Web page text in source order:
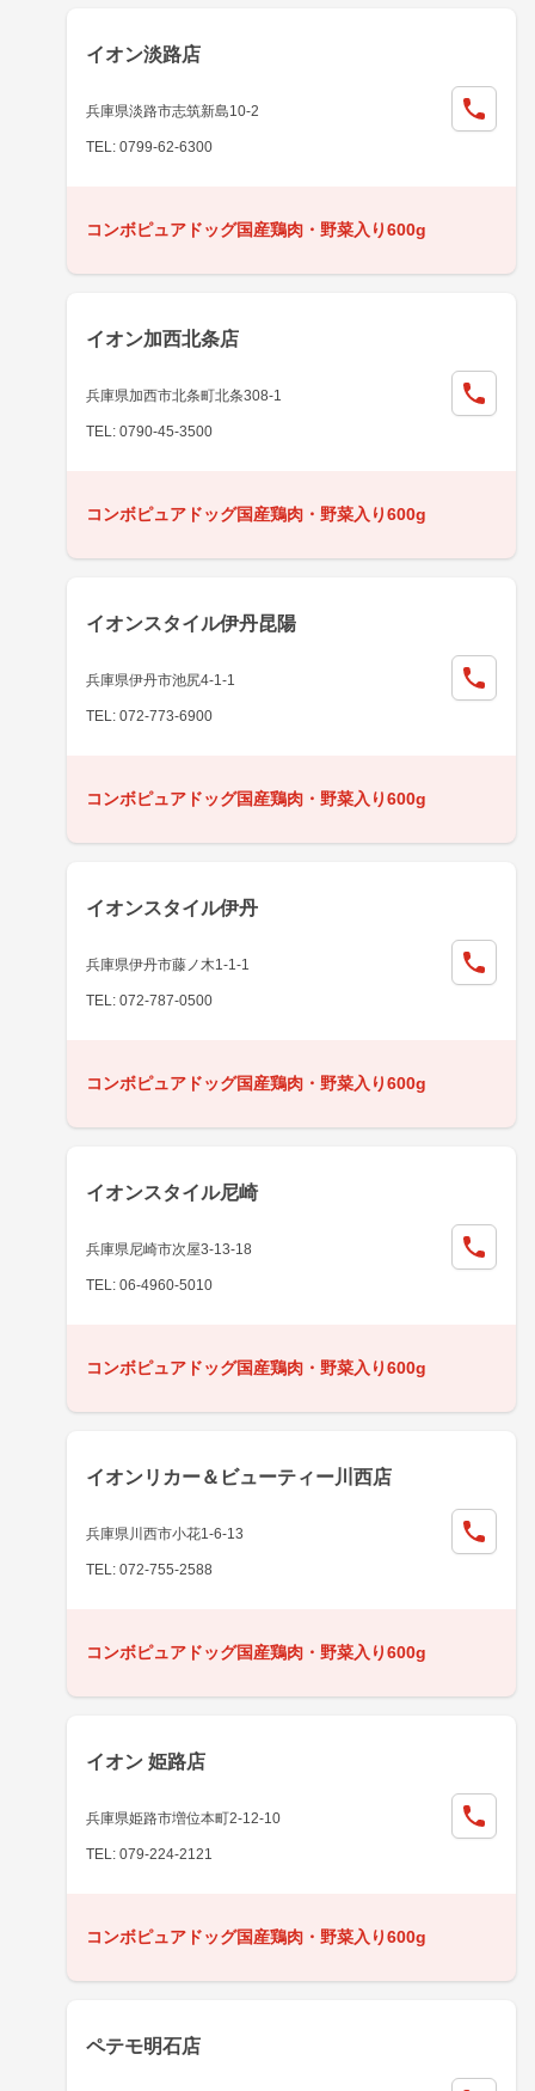
イオン淡路店
兵庫県淡路市志筑新島10-2
TEL: 0799-62-6300
コンボピュアドッグ国産鶏肉・野菜入り600g
イオン加西北条店
兵庫県加西市北条町北条308-1
TEL: 0790-45-3500
コンボピュアドッグ国産鶏肉・野菜入り600g
イオンスタイル伊丹昆陽
兵庫県伊丹市池尻4-1-1
TEL: 072-773-6900
コンボピュアドッグ国産鶏肉・野菜入り600g
イオンスタイル伊丹
兵庫県伊丹市藤ノ木1-1-1
TEL: 072-787-0500
コンボピュアドッグ国産鶏肉・野菜入り600g
イオンスタイル尼崎
兵庫県尼崎市次屋3-13-18
TEL: 06-4960-5010
コンボピュアドッグ国産鶏肉・野菜入り600g
イオンリカー＆ビューティー川西店
兵庫県川西市小花1-6-13
TEL: 072-755-2588
コンボピュアドッグ国産鶏肉・野菜入り600g
イオン 姫路店
兵庫県姫路市増位本町2-12-10
TEL: 079-224-2121
コンボピュアドッグ国産鶏肉・野菜入り600g
ペテモ明石店